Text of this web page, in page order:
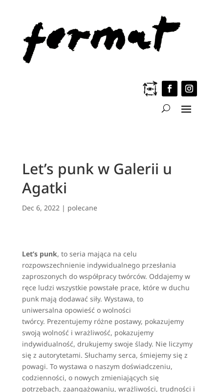
Let’s punk w Galerii u
Agatki
Dec 6, 2022| polecane
Let’s punk, to seria mająca na celu
rozpowszechnienie indywidualnego przesłania
zaproszonych do współpracy twórców. Oddajemy w
ręce ludzi wszystkie powstałe prace, które w duchu
punk mają dodawać siły. Wystawa, to
uniwersalna opowieść o wolności
twórcy. Prezentujemy różne postawy, pokazujemy
swoją wolność i wrażliwość, pokazujemy
indywidualność, drukujemy swoje ślady. Nie liczymy
się z autorytetami. Słuchamy serca, śmiejemy się z
powagi. To wystawa o naszym doświadczeniu,
codzienności, o nowych zmieniających się
potrzebach, zaangażowaniu, wrażliwości, trudności i